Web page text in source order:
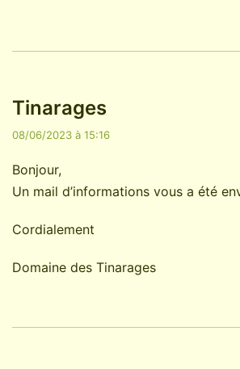
Tinarages
08/06/2023 à 15:16
Bonjour,
Un mail d’informations vous a été
Cordialement
Domaine des Tinarages